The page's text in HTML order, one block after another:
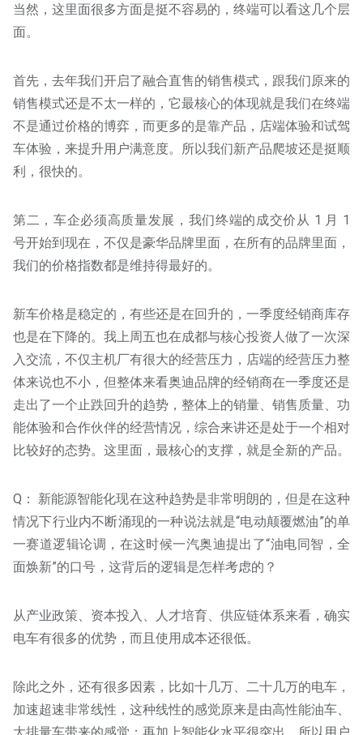
当然，这里面很多方面是挺不容易的，终端可以看这几个层
面。
首先，去年我们开启了融合直售的销售模式，跟我们原来的
销售模式还是不太一样的，它最核心的体现就是我们在终端
不是通过价格的博弈，而更多的是靠产品，店端体验和试驾
车体验，来提升用户满意度。所以我们新产品爬坡还是挺顺
利，很快的。
第二，车企必须高质量发展，我们终端的成交价从 1 月 1
号开始到现在，不仅是豪华品牌里面，在所有的品牌里面，
我们的价格指数都是维持得最好的。
新车价格是稳定的，有些还是在回升的，一季度经销商库存
也是在下降的。我上周五也在成都与核心投资人做了一次深
入交流，不仅主机厂有很大的经营压力，店端的经营压力整
体来说也不小，但整体来看奥迪品牌的经销商在一季度还是
走出了一个止跌回升的趋势，整体上的销量、销售质量、功
能体验和合作伙伴的经营情况，综合来讲还是处于一个相对
比较好的态势。这里面，最核心的支撑，就是全新的产品。
Q： 新能源智能化现在这种趋势是非常明朗的，但是在这种
情况下行业内不断涌现的一种说法就是“电动颠覆燃油”的单
一赛道逻辑论调，在这时候一汽奥迪提出了“油电同智，全
面焕新”的口号，这背后的逻辑是怎样考虑的？
从产业政策、资本投入、人才培育、供应链体系来看，确实
电车有很多的优势，而且使用成本还很低。
除此之外，还有很多因素，比如十几万、二十几万的电车，
加速超速非常线性，这种线性的感觉原来是由高性能油车、